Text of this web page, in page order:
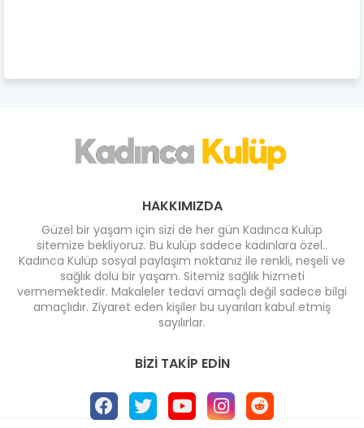
HAKKIMIZDA
Güzel bir yaşam için sizi de her gün Kadınca Kulüp
sitemize bekliyoruz. Bu kulüp sadece kadınlara özel..
Kadınca Kulüp sosyal paylaşım noktanız ile renkli, neşeli ve
sağlık dolu bir yaşam. Sitemiz sağlık hizmeti
vermemektedir. Makaleler tedavi amaçlı değil sadece bilgi
amaçlıdır. Ziyaret eden kişiler bu uyarıları kabul etmiş
sayılırlar.
BIZI TAKIP EDIN